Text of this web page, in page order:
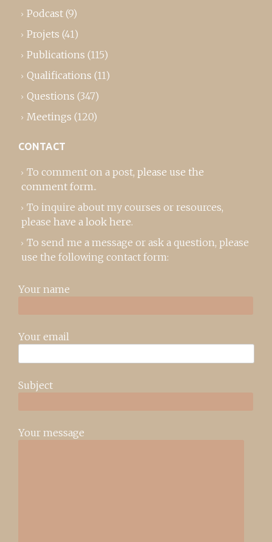
Podcast (9)
Projets (41)
Publications (115)
Qualifications (11)
Questions (347)
Meetings (120)
CONTACT
To comment on a post, please use the
comment form..
To inquire about my courses or resources,
please have a look here.
To send me a message or ask a question, please
use the following contact form:
Your name
Your email
Subject
Your message